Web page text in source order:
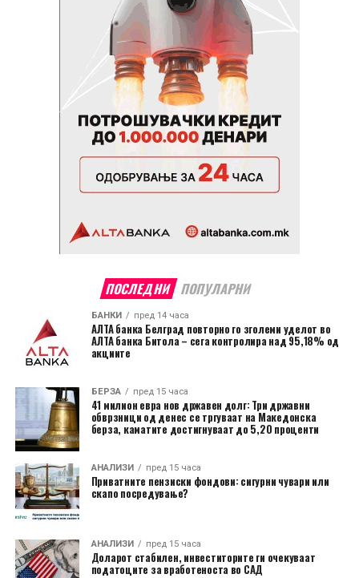
ПОСЛЕДНИ ПОПУЛАРНИ
БАНКИ пред 14 часа
АЛТА банка Белград повторно го зголеми уделот во
АЛТА банка Битола – сега контролира над 95,18% од
акциите
БЕРЗА пред 15 часа
41 милион евра нов државен долг: Три државни
обврзници од денес се тргуваат на Македонска
берза, каматите достигнуваат до 5,20 проценти
АНАЛИЗИ пред 15 часа
Приватните пензиски фондови: сигурни чувари или
скапо посредување?
АНАЛИЗИ пред 15 часа
Доларот стабилен, инвеститорите ги очекуваат
податоците за вработеноста во САД